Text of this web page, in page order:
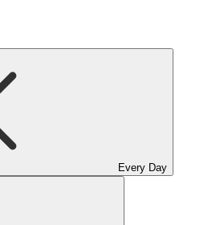
Every Day